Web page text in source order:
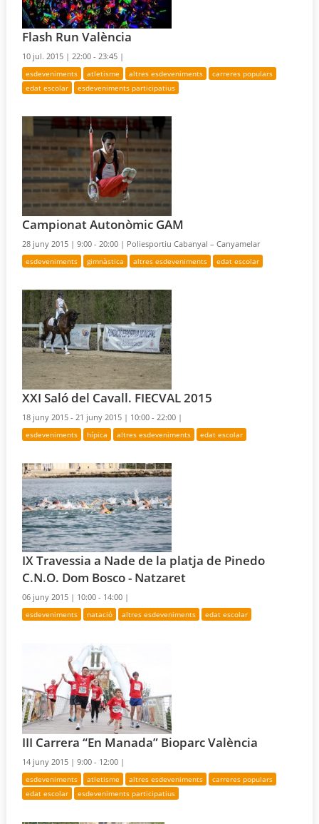
Flash Run València
10 jul. 2015 |22:00 - 23:45 |
esdeveniments atletisme altres esdeveniments
carreres populars
edat escolar
esdeveniments participatius
Campionat Autonòmic GAM
28 juny 2015 |9:00 - 20:00 | Poliesportiu Cabanyal – Canyamelar
esdeveniments gimnàstica altres esdeveniments edat escolar
XXI Saló del Cavall. FIECVAL 2015
18 juny 2015 - 21 juny 2015 | 10:00 - 22:00 |
esdeveniments hípica altres esdeveniments edat escolar
IX Travessia a Nade de la platja de Pinedo
C.N.O. Dom Bosco - Natzaret
06 juny 2015 | 10:00 - 14:00 |
esdeveniments natació altres esdeveniments edat escolar
III Carrera “En Manada” Bioparc València
14 juny 2015 |9:00 - 12:00 |
esdeveniments atletisme altres esdeveniments
carreres populars
edat escolar
esdeveniments participatius